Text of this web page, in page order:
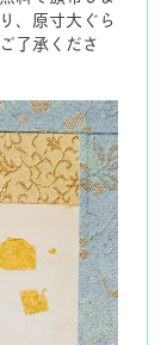
、原寸大ぐら
了承くださ